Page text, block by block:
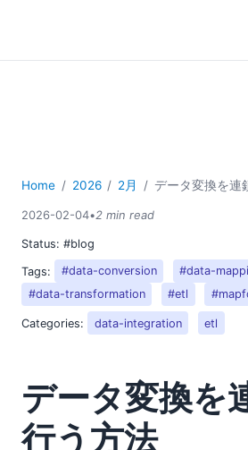
Home 2026 2月 データ変換を連
2026-02-04•2 min read
Status: #blog
Tags:
#data-conversion
#data-
#data-transformation
#etl
Categories: data-integration etl
データ変換を
行う方法